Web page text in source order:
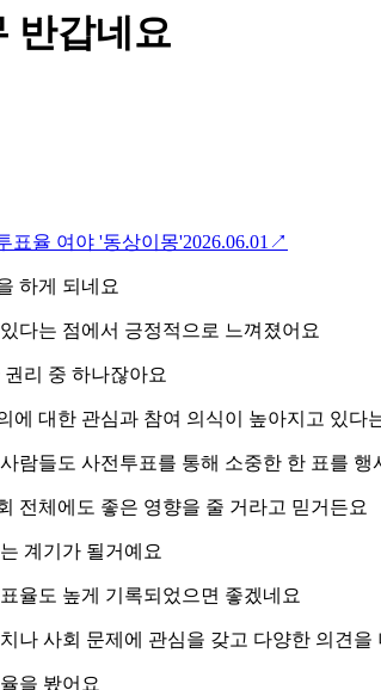
반갑네요
표율 여야 '동상이몽'2026.06.01 ↗
하게 되네요
다는 점에서 긍정적으로 느껴졌어요
리 중 하나잖아요
대한 관심과 참여 의식이 높아지고 있다
람들도 사전투표를 통해 소중한 한 표를 행
전체에도 좋은 영향을 줄 거라고 믿거든요
계기가 될거예요
율도 높게 기록되었으면 좋겠네요
나 사회 문제에 관심을 갖고 다양한 의견
을 봤어요